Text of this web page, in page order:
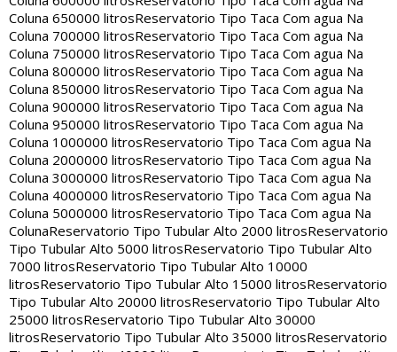
Coluna 650000 litrosReservatorio Tipo Taca Com agua Na
Coluna 700000 litrosReservatorio Tipo Taca Com agua Na
Coluna 750000 litrosReservatorio Tipo Taca Com agua Na
Coluna 800000 litrosReservatorio Tipo Taca Com agua Na
Coluna 850000 litrosReservatorio Tipo Taca Com agua Na
Coluna 900000 litrosReservatorio Tipo Taca Com agua Na
Coluna 950000 litrosReservatorio Tipo Taca Com agua Na
Coluna 1000000 litrosReservatorio Tipo Taca Com agua Na
Coluna 2000000 litrosReservatorio Tipo Taca Com agua Na
Coluna 3000000 litrosReservatorio Tipo Taca Com agua Na
Coluna 4000000 litrosReservatorio Tipo Taca Com agua Na
Coluna 5000000 litrosReservatorio Tipo Taca Com agua Na
ColunaReservatorio Tipo Tubular Alto 2000 litrosReservatorio
Tipo Tubular Alto 5000 litrosReservatorio Tipo Tubular Alto
7000 litrosReservatorio Tipo Tubular Alto 10000
litrosReservatorio Tipo Tubular Alto 15000 litrosReservatorio
Tipo Tubular Alto 20000 litrosReservatorio Tipo Tubular Alto
25000 litrosReservatorio Tipo Tubular Alto 30000
litrosReservatorio Tipo Tubular Alto 35000 litrosReservatorio